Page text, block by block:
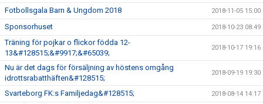
Fotbollsgala Barn & Ungdom 2018 2018-11-05 15:00
Sponsorhuset 2018-10-23 08:49
Träning för pojkar o flickor födda 12-
13&#128515;&#9917;&#65039;
2018-10-17 19:16
Nu är det dags för försäljning av höstens omgång
idrottsrabatthäften&#128515;
2018-09-19 19:30
Svarteborg FK:s Familjedag&#128515; 2018-08-14 14:17